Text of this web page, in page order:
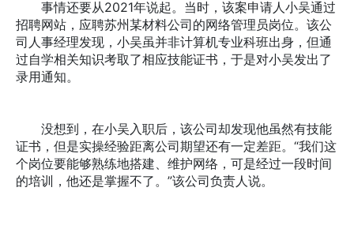
事情还要从2021年说起。当时，该案申请人小吴通过
招聘网站，应聘苏州某材料公司的网络管理员岗位。该公
司人事经理发现，小吴虽并非计算机专业科班出身，但通
过自学相关知识考取了相应技能证书，于是对小吴发出了
录用通知。
没想到，在小吴入职后，该公司却发现他虽然有技能
证书，但是实操经验距离公司期望还有一定差距。“我们这
个岗位要能够熟练地搭建、维护网络，可是经过一段时间
的培训，他还是掌握不了。”该公司负责人说。